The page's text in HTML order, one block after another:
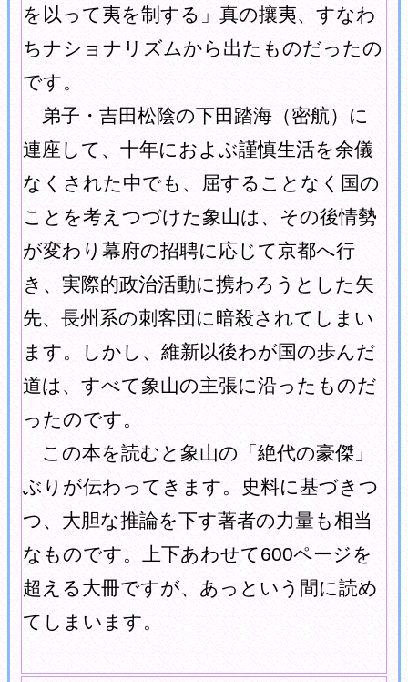
を以って夷を制する」真の攘夷、すなわ
ちナショナリズムから出たものだったの
です。
弟子・吉田松陰の下田踏海（密航）に
連座して、十年におよぶ謹慎生活を余儀
なくされた中でも、屈することなく国の
ことを考えつづけた象山は、その後情勢
が変わり幕府の招聘に応じて京都へ行
き、実際的政治活動に携わろうとした矢
先、長州系の刺客団に暗殺されてしまい
ます。しかし、維新以後わが国の歩んだ
道は、すべて象山の主張に沿ったものだ
ったのです。
この本を読むと象山の「絶代の豪傑」
ぶりが伝わってきます。史料に基づきつ
つ、大胆な推論を下す著者の力量も相当
なものです。上下あわせて600ページを
超える大冊ですが、あっという間に読め
てしまいます。